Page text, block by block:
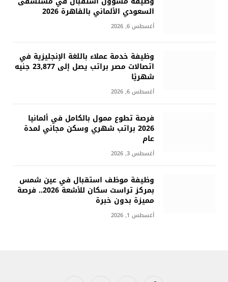
السعودي الألماني بالقاهرة 2026
أغسطس 6, 2026
وظيفة خدمة عملاء باللغة الإنجليزية في
اتصالات مصر براتب يصل إلى 23,877 جنيه
شهريًا
أغسطس 6, 2026
فرصة تطوع ممول بالكامل في ألمانيا
2026 براتب شهري وسكن مجاني لمدة
عام
أغسطس 3, 2026
وظيفة موظف استقبال في عين شمس
بمركز تراست سكان للأشعة 2026.. فرصة
مميزة بدون خبرة
أغسطس 1, 2026